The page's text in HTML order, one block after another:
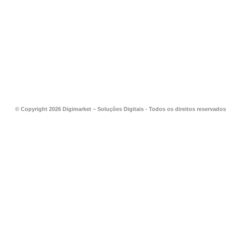
© Copyright 2026 Digimarket – Soluções Digitais - Todos os direitos